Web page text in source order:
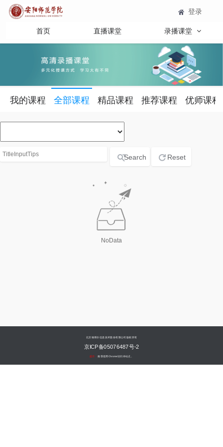
首页 直播课堂 录播课堂
登录
我的课程 全部课程 精品课程 推荐课程 优师课程
NoData
北京翰博尔信息技术股份有限公司版权所有
京ICP备05076487号-2
提示：推荐使用Chrome访问本站点。